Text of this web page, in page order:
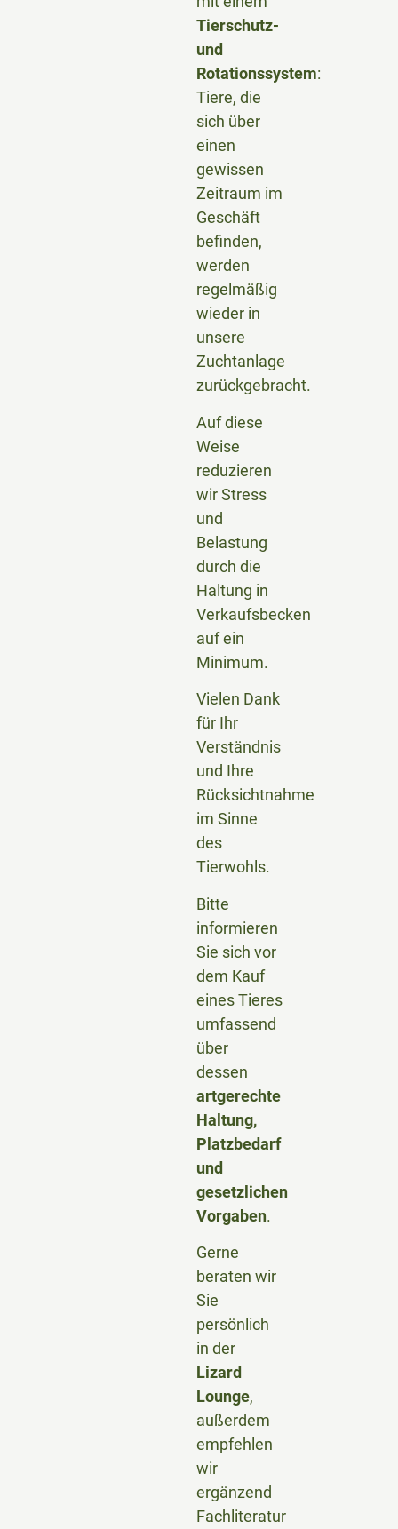
Tierschutz-
und
Rotationssystem:
Tiere, die
sich über
einen
gewissen
Zeitraum im
Geschäft
befinden,
werden
regelmäßig
wieder in
unsere
Zuchtanlage
zurückgebracht.
Auf diese
Weise
reduzieren
wir Stress
und
Belastung
durch die
Haltung in
Verkaufsbecken
auf ein
Minimum.
Vielen Dank
für Ihr
Verständnis
und Ihre
Rücksichtnahme
im Sinne
des
Tierwohls.
Bitte
informieren
Sie sich vor
dem Kauf
eines Tieres
umfassend
über
dessen
artgerechte
Haltung,
Platzbedarf
und
gesetzlichen
Vorgaben.
Gerne
beraten wir
Sie
persönlich
in der
Lizard
Lounge,
außerdem
empfehlen
wir
ergänzend
Fachliteratur